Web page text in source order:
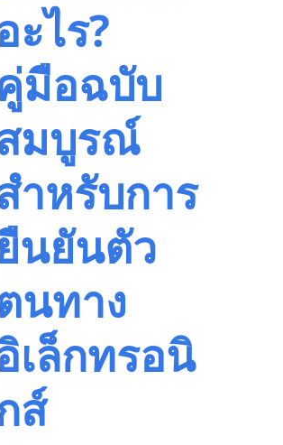
ะไร?
มือฉบับ
มบูรณ์
ำหรับการ
นยันตัว
นทาง
เล็กทรอนิ
ส์